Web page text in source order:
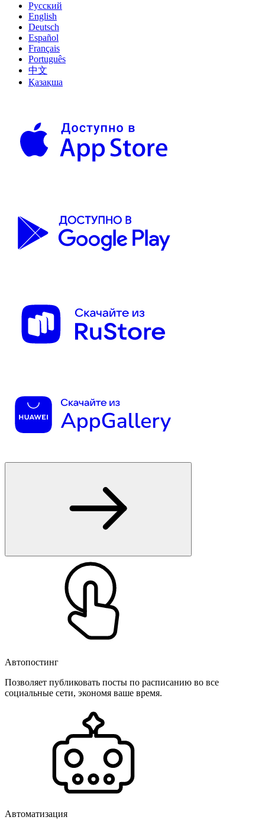
Русский
English
Deutsch
Español
Français
Português
中文
Қазақша
Автопостинг
Позволяет публиковать посты по расписанию во все
социальные сети, экономя ваше время.
Автоматизация